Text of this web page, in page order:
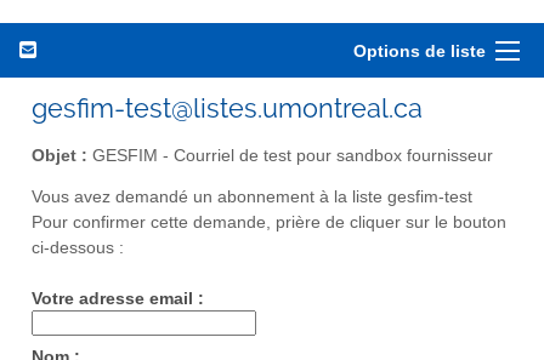
Options de liste
gesfim-test@listes.umontreal.ca
Objet : GESFIM - Courriel de test pour sandbox fournisseur
Vous avez demandé un abonnement à la liste gesfim-test
Pour confirmer cette demande, prière de cliquer sur le bouton
ci-dessous :
Votre adresse email :